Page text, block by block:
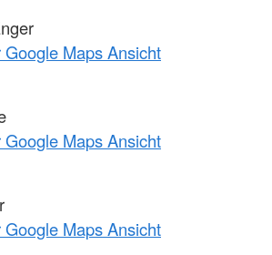
Google Maps Ansicht
Google Maps Ansicht
Google Maps Ansicht